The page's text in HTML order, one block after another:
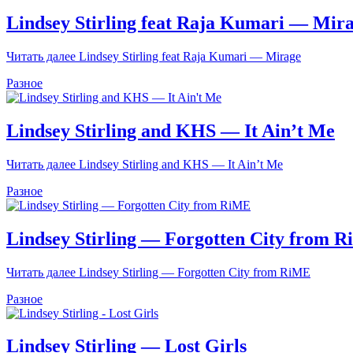
Lindsey Stirling feat Raja Kumari —
Читать далее Lindsey Stirling feat Raja Kumari — Mirage
Разное
Lindsey Stirling and KHS — It Ain’t Me
Читать далее Lindsey Stirling and KHS — It Ain’t Me
Разное
Lindsey Stirling — Forgotten City from
Читать далее Lindsey Stirling — Forgotten City from RiME
Разное
Lindsey Stirling — Lost Girls